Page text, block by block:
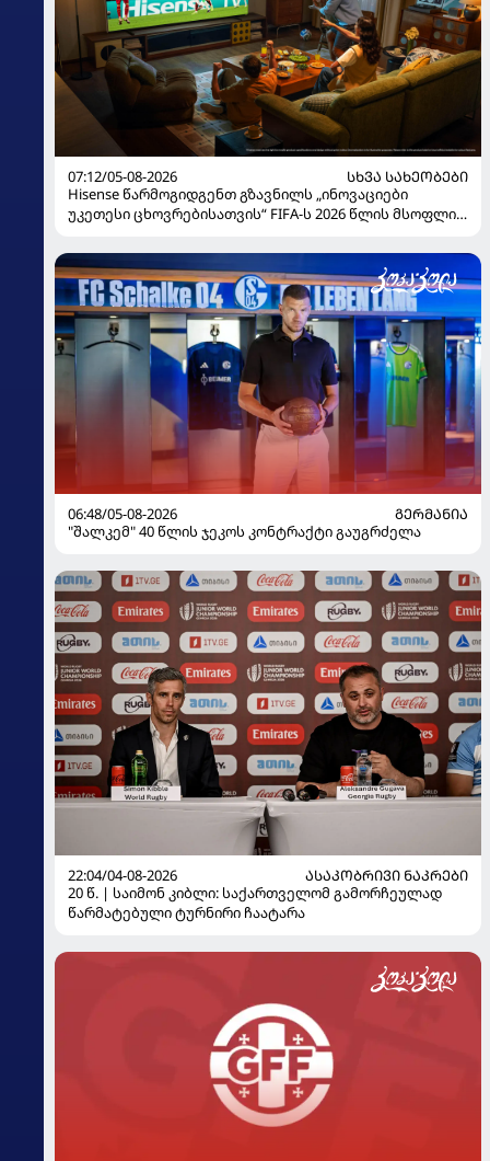
07:12/05-08-2026
ᲡᲮᲕᲐ ᲡᲐᲮᲔᲝᲑᲔᲑᲘ
Hisense წარმოგიდგენთ გზავნილს „ინოვაციები
უკეთესი ცხოვრებისათვის“ FIFA-ს 2026 წლის მსოფლიო
06:48/05-08-2026
ᲒᲔᲠᲛᲐᲜᲘᲐ
"შალკემ" 40 წლის ჯეკოს კონტრაქტი გაუგრძელა
22:04/04-08-2026
ᲐᲡᲐᲙᲝᲑᲠᲘᲕᲘ ᲜᲐᲙᲠᲔᲑᲘ
20 წ. | საიმონ კიბლი: საქართველომ გამორჩეულად
წარმატებული ტურნირი ჩაატარა